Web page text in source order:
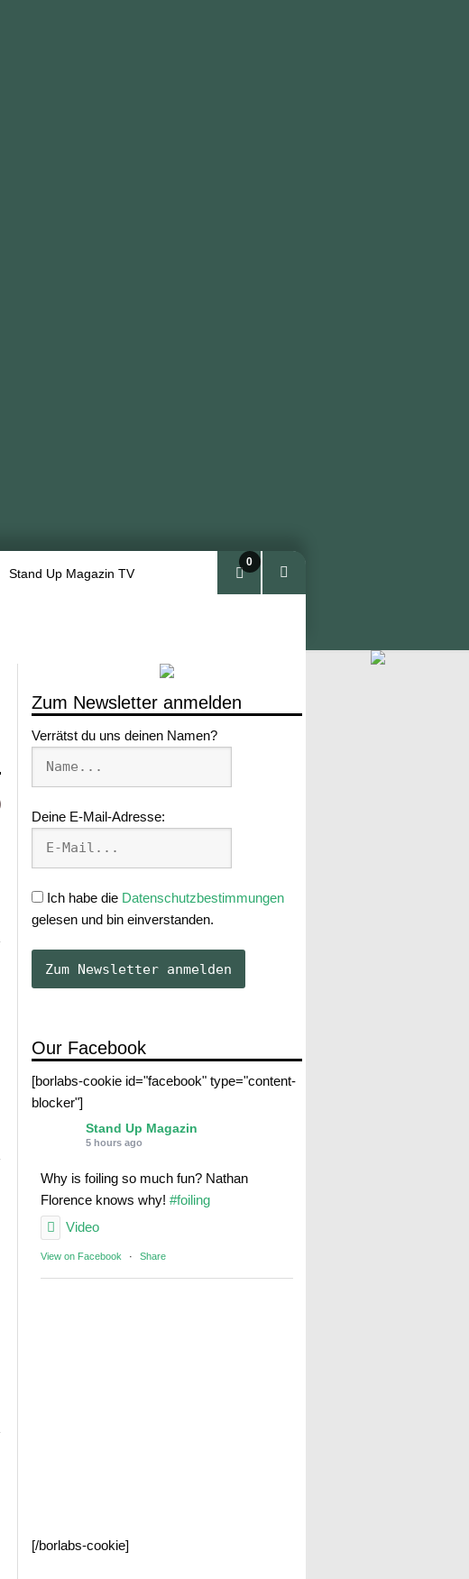
Stand Up Magazin TV
0
Zum Newsletter anmelden
Verrätst du uns deinen Namen?
Deine E-Mail-Adresse:
Ich habe die Datenschutzbestimmungen
gelesen und bin einverstanden.
Our Facebook
[borlabs-cookie id="facebook" type="content-
blocker"]
Stand Up Magazin
5 hours ago
Why is foiling so much fun? Nathan
Florence knows why! #foiling
Video
View on Facebook · Share
[/borlabs-cookie]